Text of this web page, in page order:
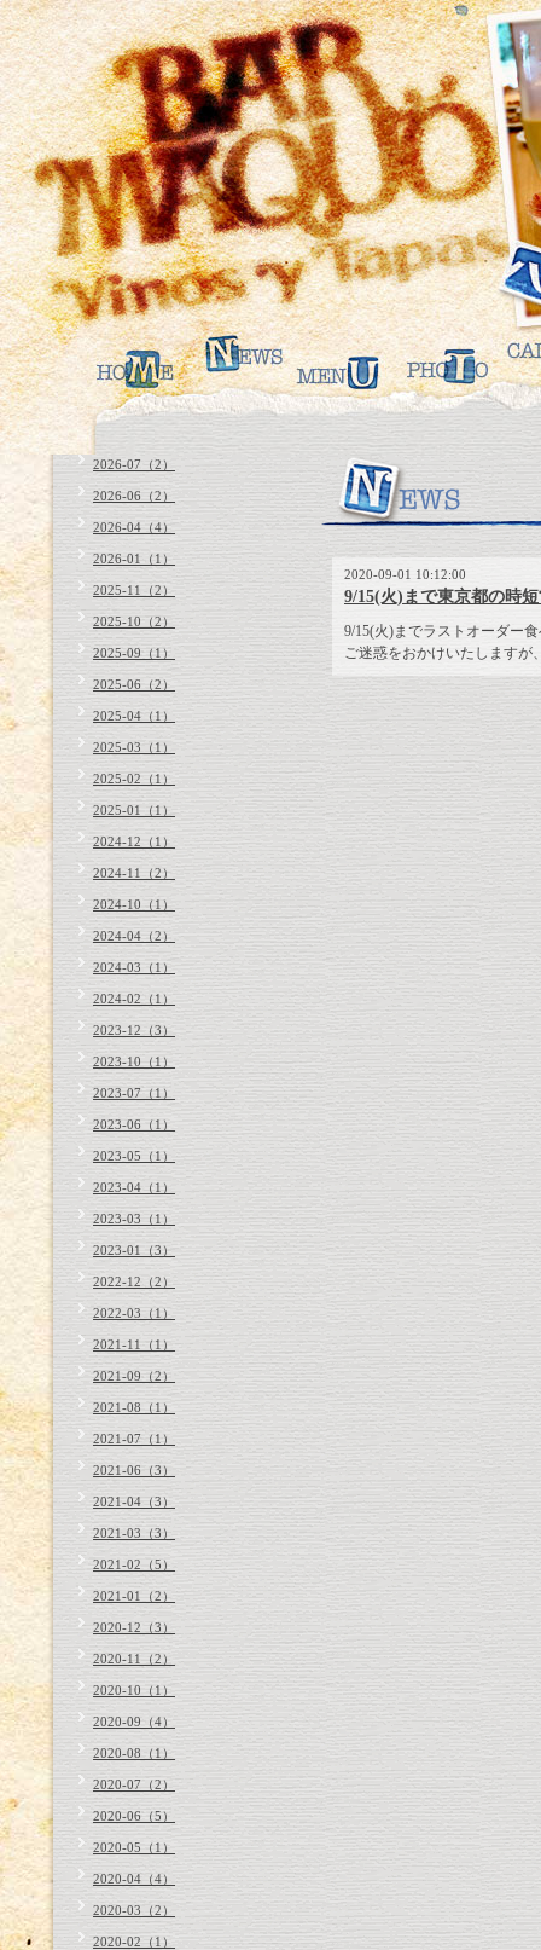
2020-09-01 10:12:00
9/15(火)まで東京都の時
9/15(火)までラストオーダー
ご迷惑をおかけいたしますが
2026-07（2）
2026-06（2）
2026-04（4）
2026-01（1）
2025-11（2）
2025-10（2）
2025-09（1）
2025-06（2）
2025-04（1）
2025-03（1）
2025-02（1）
2025-01（1）
2024-12（1）
2024-11（2）
2024-10（1）
2024-04（2）
2024-03（1）
2024-02（1）
2023-12（3）
2023-10（1）
2023-07（1）
2023-06（1）
2023-05（1）
2023-04（1）
2023-03（1）
2023-01（3）
2022-12（2）
2022-03（1）
2021-11（1）
2021-09（2）
2021-08（1）
2021-07（1）
2021-06（3）
2021-04（3）
2021-03（3）
2021-02（5）
2021-01（2）
2020-12（3）
2020-11（2）
2020-10（1）
2020-09（4）
2020-08（1）
2020-07（2）
2020-06（5）
2020-05（1）
2020-04（4）
2020-03（2）
2020-02（1）